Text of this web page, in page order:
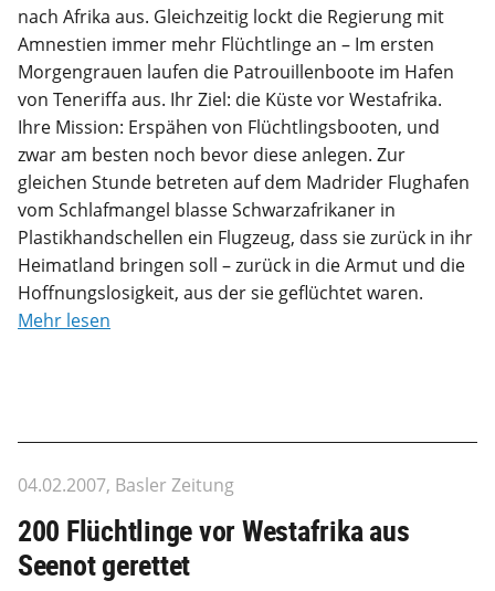
nach Afrika aus. Gleichzeitig lockt die Regierung mit
Amnestien immer mehr Flüchtlinge an – Im ersten
Morgengrauen laufen die Patrouillenboote im Hafen
von Teneriffa aus. Ihr Ziel: die Küste vor Westafrika.
Ihre Mission: Erspähen von Flüchtlingsbooten, und
zwar am besten noch bevor diese anlegen. Zur
gleichen Stunde betreten auf dem Madrider Flughafen
vom Schlafmangel blasse Schwarzafrikaner in
Plastikhandschellen ein Flugzeug, dass sie zurück in ihr
Heimatland bringen soll – zurück in die Armut und die
Hoffnungslosigkeit, aus der sie geflüchtet waren.
Mehr lesen
04.02.2007, Basler Zeitung
200 Flüchtlinge vor Westafrika aus
Seenot gerettet